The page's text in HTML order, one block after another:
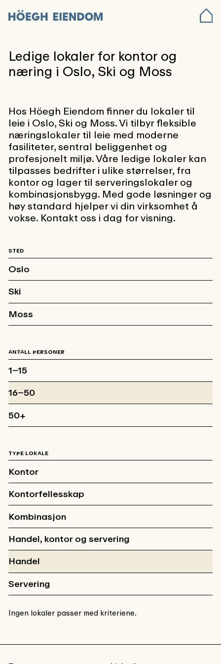
Ledige lokaler for kontor og
næring i Oslo, Ski og Moss
Hos Höegh Eiendom finner du lokaler til
leie i Oslo, Ski og Moss. Vi tilbyr fleksible
næringslokaler til leie med moderne
fasiliteter, sentral beliggenhet og
profesjonelt miljø. Våre ledige lokaler kan
tilpasses bedrifter i ulike størrelser, fra
kontor og lager til serveringslokaler og
kombinasjonsbygg. Med gode løsninger og
høy standard hjelper vi din virksomhet å
vokse. Kontakt oss i dag for visning.
STED
Oslo
Ski
Moss
ANTALL PERSONER
1–15
16–50
50+
TYPE LOKALE
Kontor
Kontorfellesskap
Kombinasjon
Handel, kontor og servering
Handel
Servering
Ingen lokaler passer med kriteriene.